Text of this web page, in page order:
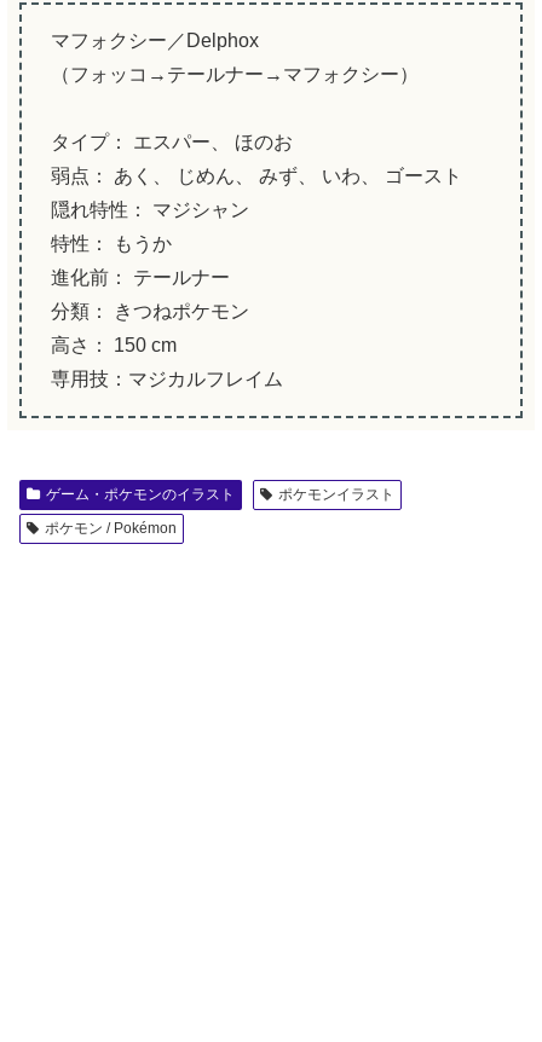
マフォクシー／Delphox
（フォッコ→テールナー→マフォクシー）
タイプ： エスパー、 ほのお
弱点： あく、 じめん、 みず、 いわ、 ゴースト
隠れ特性： マジシャン
特性： もうか
進化前： テールナー
分類： きつねポケモン
高さ： 150 cm
専用技：マジカルフレイム
ゲーム・ポケモンのイラスト
ポケモンイラスト
ポケモン / Pokémon